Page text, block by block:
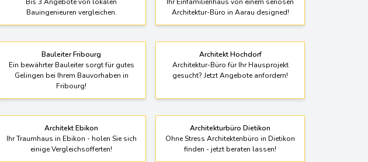
Bauingenieuren vergleichen.
Architektur-Büro in Aarau designed!
Bauleiter Fribourg
Ein bewährter Bauleiter sorgt für gutes
Gelingen bei Ihrem Bauvorhaben in
Fribourg!
Architekt Hochdorf
Architektur-Büro für Ihr Hausprojekt
gesucht? Jetzt Angebote anfordern!
Architekt Ebikon
Ihr Traumhaus in Ebikon - holen Sie sich
einige Vergleichsofferten!
Architekturbüro Dietikon
Ohne Stress Architektenbüro in Dietikon
finden - jetzt beraten lassen!